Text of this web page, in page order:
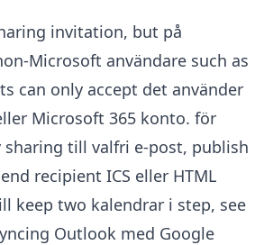
invitation, but på
Microsoft användare such as
can only accept det använder
Microsoft 365 konto. för
sharing till valfri e-post, publish
recipient ICS eller HTML
keep two kalendrar i step, see
Outlook med Google